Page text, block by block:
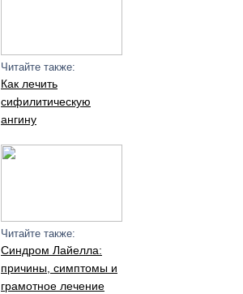
Читайте также:
Как лечить
сифилитическую
ангину
Читайте также:
Синдром Лайелла:
причины, симптомы и
грамотное лечение